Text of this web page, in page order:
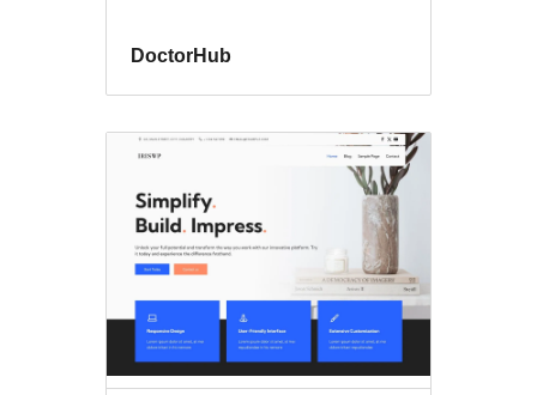
DoctorHub